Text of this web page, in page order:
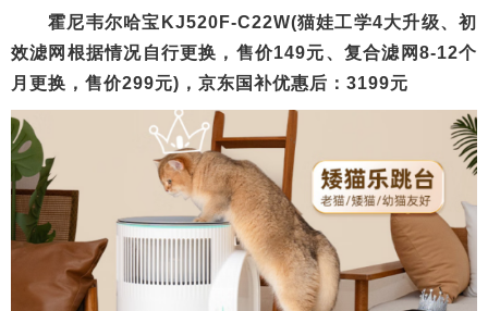
霍尼韦尔哈宝KJ520F-C22W(猫娃工学4大升级、初
效滤网根据情况自行更换，售价149元、复合滤网8-12个
月更换，售价299元)，京东国补优惠后：3199元